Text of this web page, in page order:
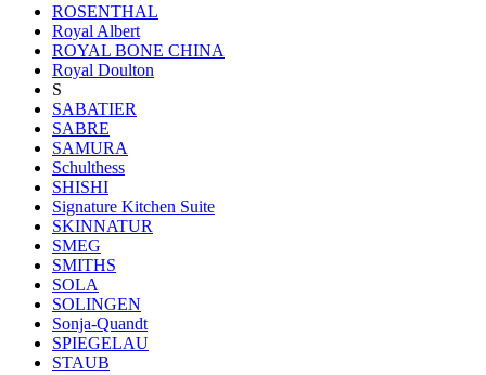
ROSENTHAL
Royal Albert
ROYAL BONE CHINA
Royal Doulton
S
SABATIER
SABRE
SAMURA
Schulthess
SHISHI
Signature Kitchen Suite
SKINNATUR
SMEG
SMITHS
SOLA
SOLINGEN
Sonja-Quandt
SPIEGELAU
STAUB